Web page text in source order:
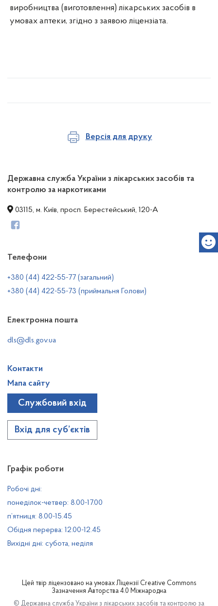
виробництва (виготовлення) лікарських засобів в
умовах аптеки, згідно з заявою ліцензіата.
Версія для друку
Державна служба України з лікарських засобів та
контролю за наркотиками
03115, м. Київ, просп. Берестейський, 120-А
Графік роботи
Робочі дні:
понеділок-четвер: 8.00-17.00
п’ятниця: 8.00-15.45
Обідня перерва: 12.00-12.45
Вихідні дні: субота, неділя
Телефони
+380 (44) 422-55-77 (загальний)
+380 (44) 422-55-73 (приймальня Голови)
Електронна пошта
dls@dls.gov.ua
Контакти
Мапа сайту
Службовий вхід
Вхід для суб’єктів
Цей твір ліцензовано на умовах Ліцензії Creative Commons
Зазначення Авторства 4.0 Міжнародна
© Державна служба України з лікарських засобів та контролю за